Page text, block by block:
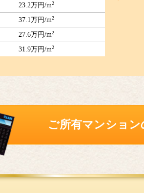
23.2万円/m2
37.1万円/m2
27.6万円/m2
31.9万円/m2
ご所有マンション